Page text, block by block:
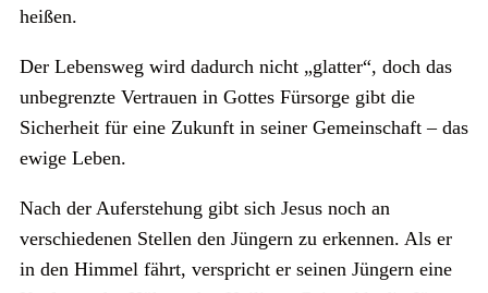
heißen.
Der Lebensweg wird dadurch nicht „glatter“, doch das
unbegrenzte Vertrauen in Gottes Fürsorge gibt die
Sicherheit für eine Zukunft in seiner Gemeinschaft – das
ewige Leben.
Nach der Auferstehung gibt sich Jesus noch an
verschiedenen Stellen den Jüngern zu erkennen. Als er
in den Himmel fährt, verspricht er seinen Jüngern eine